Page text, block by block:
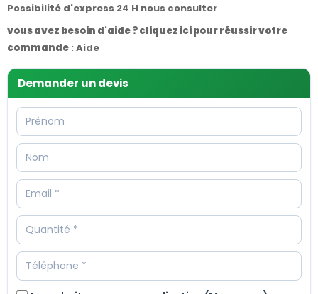
Possibilité d'express 24 H nous consulter
vous avez besoin d'aide ? cliquez ici pour réussir votre
commande : Aide
Demander un devis